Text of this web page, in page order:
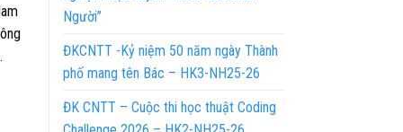
Người”
ĐKCNTT -Kỷ niệm 50 năm ngày Thành
phố mang tên Bác – HK3-NH25-26
ĐK CNTT – Cuộc thi học thuật Coding